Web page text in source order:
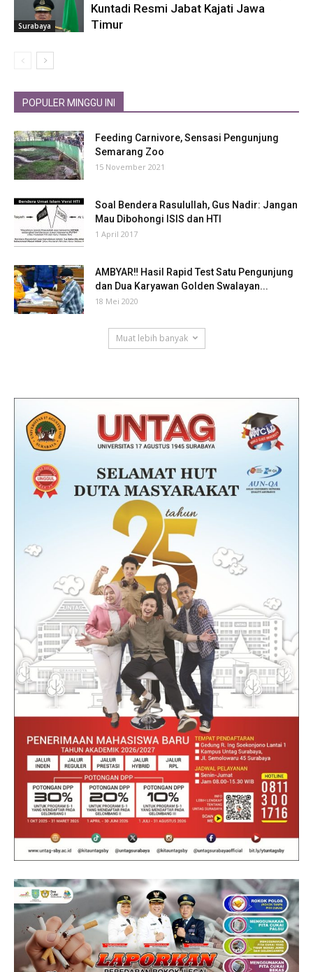
Surabaya
Kuntadi Resmi Jabat Kajati Jawa
Timur
POPULER MINGGU INI
Feeding Carnivore, Sensasi Pengunjung
Semarang Zoo
15 November 2021
Soal Bendera Rasulullah, Gus Nadir: Jangan
Mau Dibohongi ISIS dan HTI
1 April 2017
AMBYAR‼ Hasil Rapid Test Satu Pengunjung
dan Dua Karyawan Golden Swalayan...
18 Mei 2020
Muat lebih banyak